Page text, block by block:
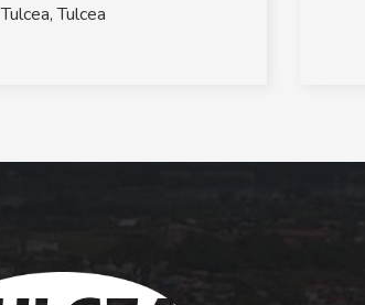
,Tulcea